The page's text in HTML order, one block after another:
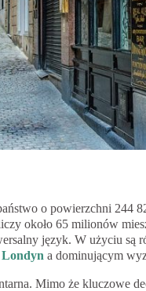
o powierzchni 244
około 65 milionów
język. W użyciu
Londyn a dominującym
Mimo że kluczowe